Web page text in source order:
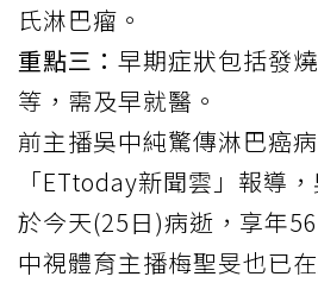
氏淋巴瘤。
重點三： 早期症狀包括發
等，需及早就醫。
前主播吳中純驚傳淋巴癌
「ETtoday新聞雲」報導
於今天(25日)病逝，享年
中視體育主播梅聖旻也已在